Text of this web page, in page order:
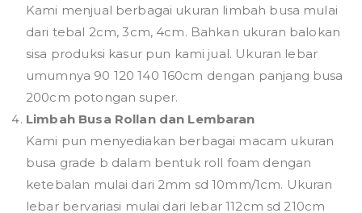
Kami menjual berbagai ukuran limbah busa mulai
dari tebal 2cm, 3cm, 4cm. Bahkan ukuran balokan
sisa produksi kasur pun kami jual. Ukuran lebar
umumnya 90 120 140 160cm dengan panjang busa
200cm potongan super.
Limbah Busa Rollan dan Lembaran
Kami pun menyediakan berbagai macam ukuran
busa grade b dalam bentuk roll foam dengan
ketebalan mulai dari 2mm sd 10mm/1cm. Ukuran
lebar bervariasi mulai dari lebar 112cm sd 210cm